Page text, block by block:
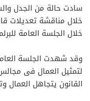
سادت حالة من الجدل
خلال مناقشة تعديلات
خلال الجلسة العامة
وقد شهدت الجلسة
لتمثيل العمال فى
القانون يتجاهل العمال